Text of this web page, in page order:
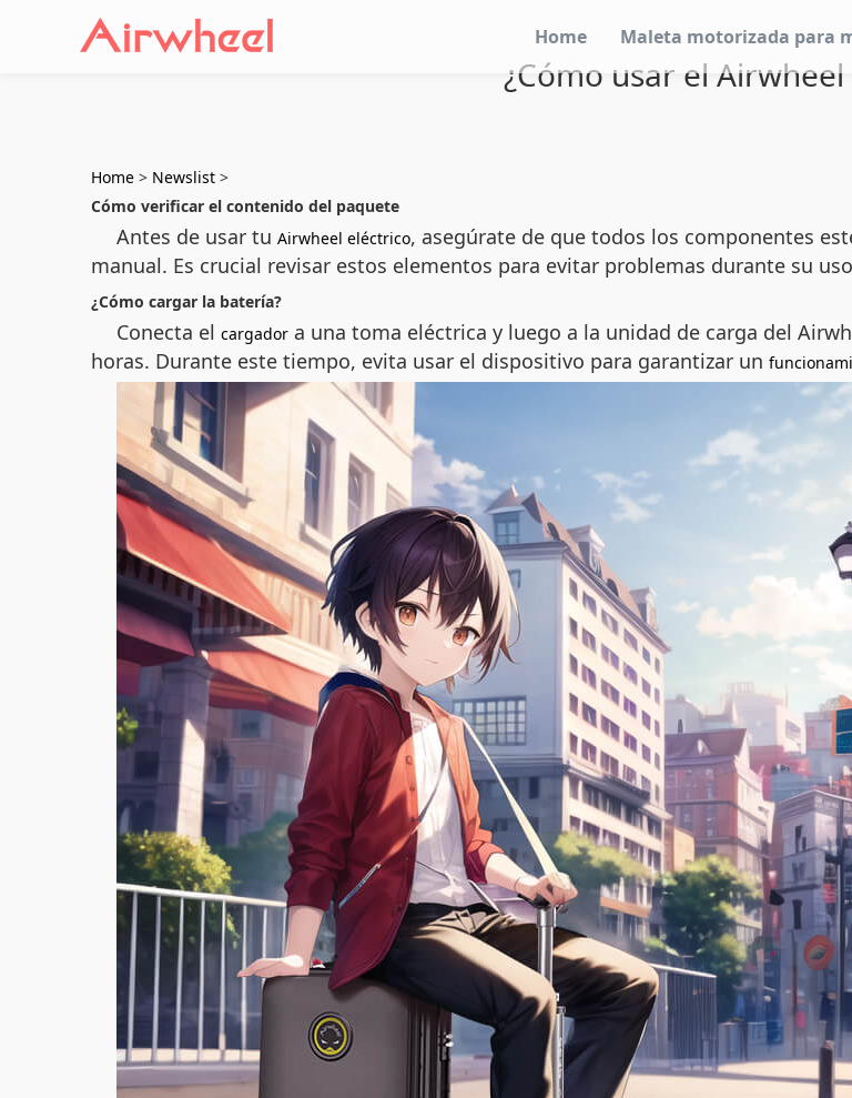
Home Maleta motorizada para
¿Cómo usar el
Home > Newslist >
Cómo verificar el contenido del paquete
Antes de usar tu Airwheel eléctrico, asegúrate de que todos los componentes
manual. Es crucial revisar estos elementos para evitar problemas durante su
¿Cómo cargar la batería?
Conecta el cargador a una toma eléctrica y luego a la unidad de carga del
horas. Durante este tiempo, evita usar el dispositivo para garantizar un